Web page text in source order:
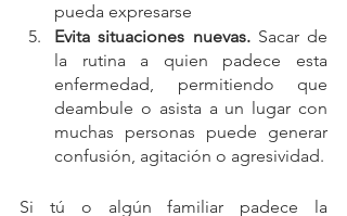
pueda expresarse
Evita situaciones nuevas. Sacar de
la rutina a quien padece esta
enfermedad, permitiendo que
deambule o asista a un lugar con
muchas personas puede generar
confusión, agitación o agresividad.